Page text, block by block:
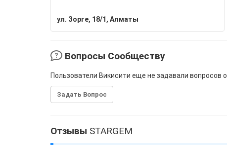
ул. Зорге, 18/1, Алматы
Вопросы Сообществу
Пользователи Викисити еще не задавали вопросов о
Задать Вопрос
Отзывы STARGEM